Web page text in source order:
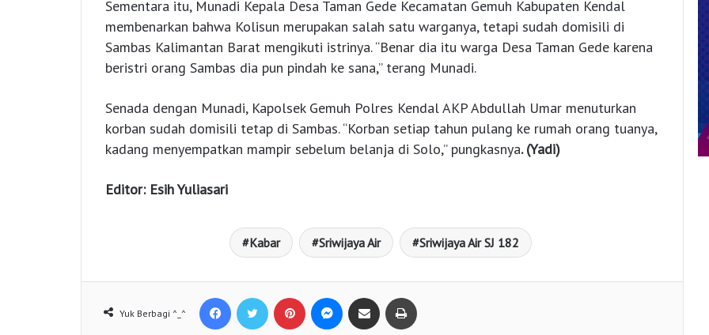
Sementara itu, Munadi Kepala Desa Taman Gede Kecamatan Gemuh Kabupaten Kendal
membenarkan bahwa Kolisun merupakan salah satu warganya, tetapi sudah domisili di
Sambas Kalimantan Barat mengikuti istrinya. “Benar dia itu warga Desa Taman Gede karena
beristri orang Sambas dia pun pindah ke sana,” terang Munadi.
Senada dengan Munadi, Kapolsek Gemuh Polres Kendal AKP Abdullah Umar menuturkan
korban sudah domisili tetap di Sambas. “Korban setiap tahun pulang ke rumah orang tuanya,
kadang menyempatkan mampir sebelum belanja di Solo,” pungkasnya. (Yadi)
Editor: Esih Yuliasari
Kabar Sriwijaya Air Sriwijaya Air SJ 182
Yuk Berbagi ^_^